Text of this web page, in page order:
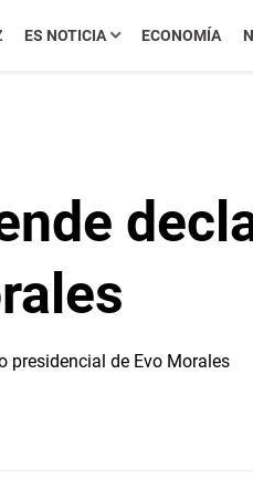
ES NOTICIA ECONOMÍA